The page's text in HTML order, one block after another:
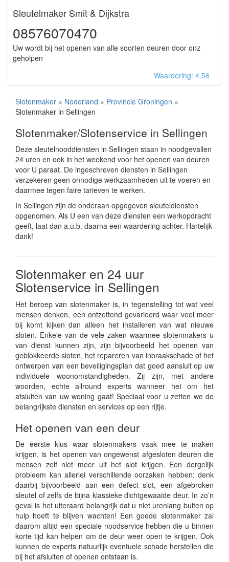
Sleutelmaker Smit & Dijkstra
08576070470
Uw wordt bij het openen van alle soorten deuren door onz
geholpen
Waardering: 4.56
Slotenmaker » Nederland » Provincie Groningen »
Slotenmaker in Sellingen
Slotenmaker/Slotenservice in Sellingen
Deze sleutelnooddiensten in Sellingen staan in noodgevallen
24 uren en ook in het weekend voor het openen van deuren
voor U paraat. De ingeschreven diensten in Sellingen
verzekeren geen onnodige werkzaamheden uit te voeren en
daarmee tegen faire tarieven te werken.
In Sellingen zijn de onderaan opgegeven sleuteldiensten
opgenomen. Als U een van deze diensten een werkopdracht
geeft, laat dan a.u.b. daarna een waardering achter. Hartelijk
dank!
Slotenmaker en 24 uur
Slotenservice in Sellingen
Het beroep van slotenmaker is, in tegenstelling tot wat veel
mensen denken, een ontzettend gevarieerd waar veel meer
bij komt kijken dan alleen het installeren van wat nieuwe
sloten. Enkele van de vele zaken waarmee slotenmakers u
van dienst kunnen zijn, zijn bijvoorbeeld het openen van
geblokkeerde sloten, het repareren van inbraakschade of het
ontwerpen van een beveiligingsplan dat goed aansluit op uw
individuele woonomstandigheden. Zij zijn, met andere
woorden, echte allround experts wanneer het om het
afsluiten van uw woning gaat! Speciaal voor u zetten we de
belangrijkste diensten en services op een rijtje.
Het openen van een deur
De eerste klus waar slotenmakers vaak mee te maken
krijgen, is het openen van ongewenst afgesloten deuren die
mensen zelf niet meer uit het slot krijgen. Een dergelijk
probleem kan allerlei verschillende oorzaken hebben: denk
daarbij bijvoorbeeld aan een defect slot, een afgebroken
sleutel of zelfs de bijna klassieke dichtgewaaide deur. In zo’n
geval is het uiteraard belangrijk dat u niet urenlang buiten op
hulp hoeft te blijven wachten! Een goede slotenmaker zal
daarom altijd een speciale noodservice hebben die u binnen
korte tijd kan helpen om de deur weer open te krijgen. Ook
kunnen de experts natuurlijk eventuele schade herstellen die
bij het afsluiten of openen ontstaan is.